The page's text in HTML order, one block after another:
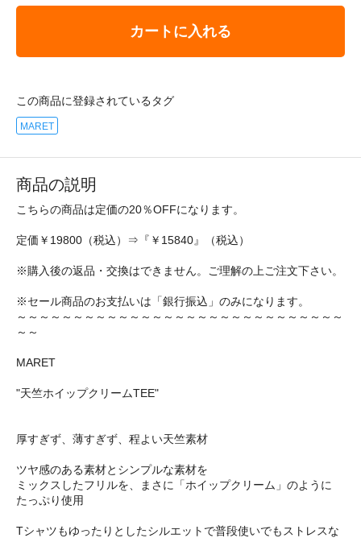
カートに入れる
この商品に登録されているタグ
MARET
商品の説明
こちらの商品は定価の20％OFFになります。
定価￥19800（税込）⇒『￥15840』（税込）
※購入後の返品・交換はできません。ご理解の上ご注文下さい。
※セール商品のお支払いは「銀行振込」のみになります。
～～～～～～～～～～～～～～～～～～～～～～～～～～～～～
～～
MARET
"天竺ホイップクリームTEE"
厚すぎず、薄すぎず、程よい天竺素材
ツヤ感のある素材とシンプルな素材を
ミックスしたフリルを、まさに「ホイップクリーム」のように
たっぷり使用
Tシャツもゆったりとしたシルエットで普段使いでもストレスな